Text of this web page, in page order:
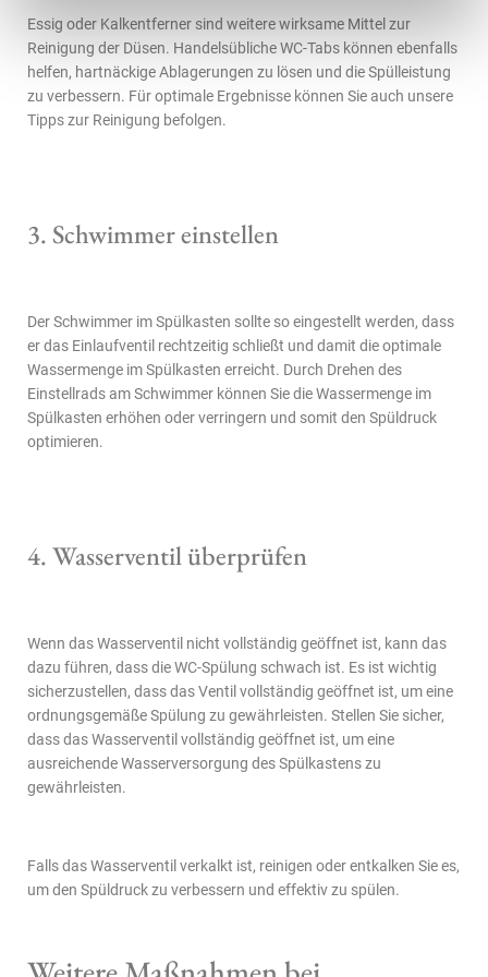
Essig oder Kalkentferner sind weitere wirksame Mittel zur
Reinigung der Düsen. Handelsübliche WC-Tabs können ebenfalls
helfen, hartnäckige Ablagerungen zu lösen und die Spülleistung
zu verbessern. Für optimale Ergebnisse können Sie auch unsere
Tipps zur Reinigung befolgen.
3. Schwimmer einstellen
Der Schwimmer im Spülkasten sollte so eingestellt werden, dass
er das Einlaufventil rechtzeitig schließt und damit die optimale
Wassermenge im Spülkasten erreicht. Durch Drehen des
Einstellrads am Schwimmer können Sie die Wassermenge im
Spülkasten erhöhen oder verringern und somit den Spüldruck
optimieren.
4. Wasserventil überprüfen
Wenn das Wasserventil nicht vollständig geöffnet ist, kann das
dazu führen, dass die WC-Spülung schwach ist. Es ist wichtig
sicherzustellen, dass das Ventil vollständig geöffnet ist, um eine
ordnungsgemäße Spülung zu gewährleisten. Stellen Sie sicher,
dass das Wasserventil vollständig geöffnet ist, um eine
ausreichende Wasserversorgung des Spülkastens zu
gewährleisten.
Falls das Wasserventil verkalkt ist, reinigen oder entkalken Sie es,
um den Spüldruck zu verbessern und effektiv zu spülen.